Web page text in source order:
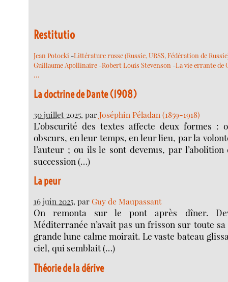
Restitutio
Jean Potocki -Littérature russe (Russie, URSS, Fédération de
Guillaume Apollinaire -Robert Louis Stevenson -La vie errante de
…
La doctrine de Dante (1908)
30 juillet 2025, parJoséphin Péladan (1859-1918)
L’obscurité des textes affecte deux formes :
obscurs, en leur temps, en leur lieu, par la
l’auteur ; ou ils le sont devenus, par
succession (…)
La peur
16 juin 2025, parGuy de Maupassant
On remonta sur le pont après dîner.
Méditerranée n’avait pas un frisson sur toute sa
grande lune calme moirait. Le vaste bateau
ciel, qui semblait (…)
Théorie de la dérive